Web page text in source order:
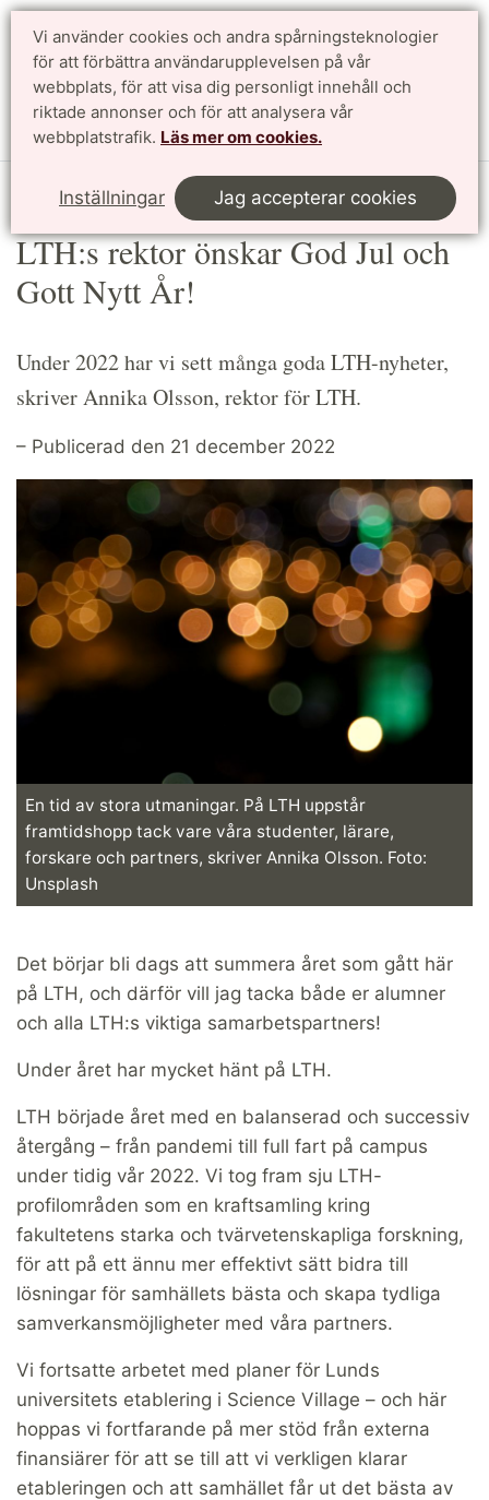
Vi använder cookies och andra spårningsteknologier
för att förbättra användarupplevelsen på vår
webbplats, för att visa dig personligt innehåll och
riktade annonser och för att analysera vår
webbplatstrafik. Läs mer om cookies.
Inställningar Jag accepterar cookies
Sök
LTH:s rektor önskar God Jul och
Gott Nytt År!
Under 2022 har vi sett många goda LTH-nyheter,
skriver Annika Olsson, rektor för LTH.
– Publicerad den 21 december 2022
En tid av stora utmaningar. På LTH uppstår
framtidshopp tack vare våra studenter, lärare,
forskare och partners, skriver Annika Olsson. Foto:
Unsplash
Det börjar bli dags att summera året som gått här
på LTH, och därför vill jag tacka både er alumner
och alla LTH:s viktiga samarbetspartners!
Under året har mycket hänt på LTH.
LTH började året med en balanserad och successiv
återgång – från pandemi till full fart på campus
under tidig vår 2022. Vi tog fram sju LTH-
profilområden som en kraftsamling kring
fakultetens starka och tvärvetenskapliga forskning,
för att på ett ännu mer effektivt sätt bidra till
lösningar för samhällets bästa och skapa tydliga
samverkansmöjligheter med våra partners.
Vi fortsatte arbetet med planer för Lunds
universitets etablering i Science Village – och här
hoppas vi fortfarande på mer stöd från externa
finansiärer för att se till att vi verkligen klarar
etableringen och att samhället får ut det bästa av